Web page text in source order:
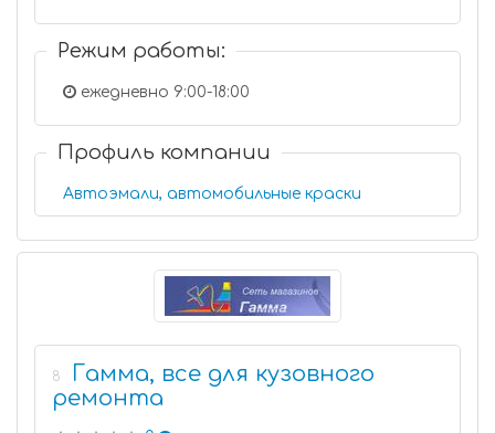
Режим работы:
ежедневно 9:00-18:00
Профиль компании
Автоэмали, автомобильные краски
8
Гамма, все для кузовного
ремонта